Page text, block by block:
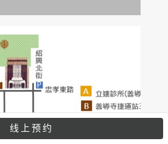
线上预约